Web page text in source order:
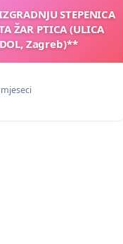
STEPENICA
ŽAR PTICA (ULICA
Zagreb)**